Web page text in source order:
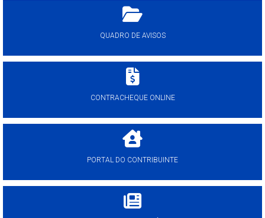
QUADRO DE AVISOS
CONTRACHEQUE ONLINE
PORTAL DO CONTRIBUINTE